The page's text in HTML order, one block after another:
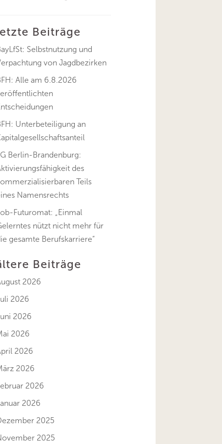
Beiträge
Selbstnutzung und
von Jagdbezirken
Alle am 6.8.2026
Unterbeteiligung an
Berlin-Brandenburg:
des
Teils
Namensrechts
Futuromat: „Einmal
nützt nicht mehr für
gesamte Berufskarriere“
Beiträge
2026
2026
2026
2026
2026
2026
2026
2026
2025
2025